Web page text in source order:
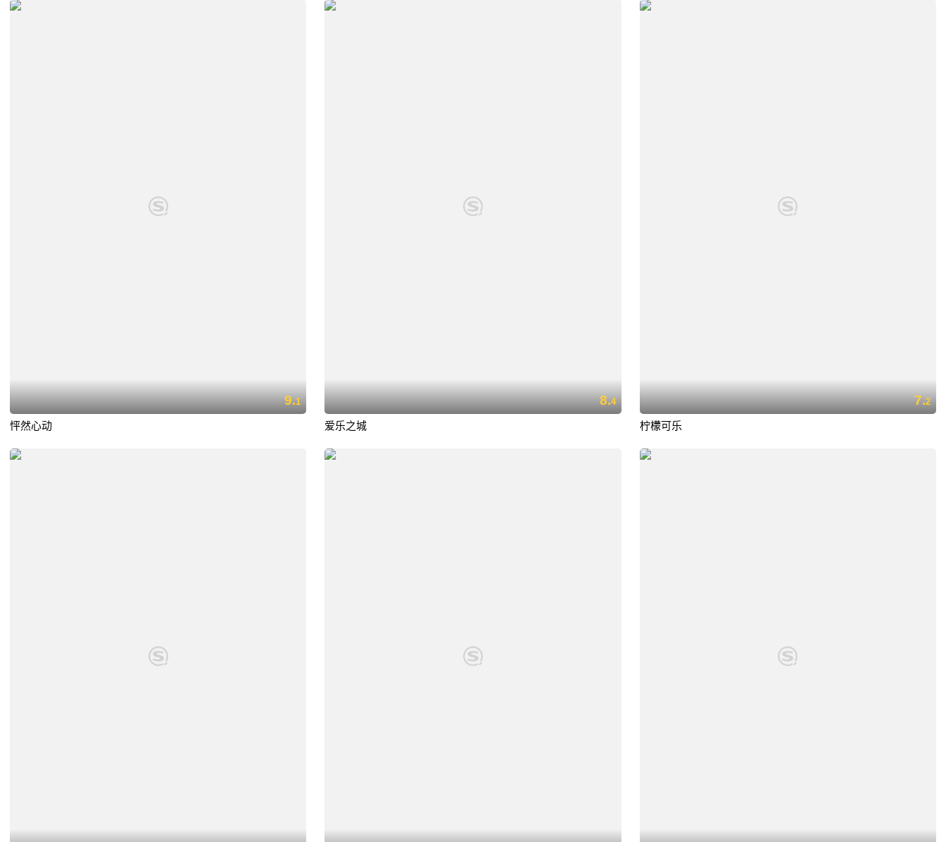
9.1
怦然心动
8.4
爱乐之城
7.2
柠檬可乐